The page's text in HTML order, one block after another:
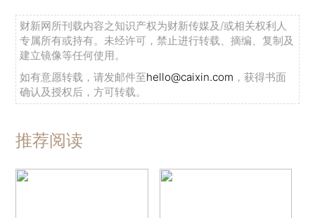
财新网所刊载内容之知识产权为财新传媒及/或相关权利人
专属所有或持有。未经许可，禁止进行转载、摘编、复制及
建立镜像等任何使用。
如有意愿转载，请发邮件至hello@caixin.com ，获得书面
确认及授权后，方可转载。
推荐阅读